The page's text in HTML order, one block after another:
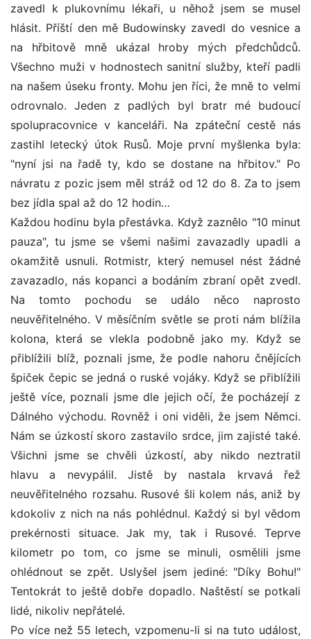
zavedl k plukovnímu lékaři, u něhož jsem se musel
hlásit. Příští den mě Budowinsky zavedl do vesnice a
na hřbitově mně ukázal hroby mých předchůdců.
Všechno muži v hodnostech sanitní služby, kteří padli
na našem úseku fronty. Mohu jen říci, že mně to velmi
odrovnalo. Jeden z padlých byl bratr mé budoucí
spolupracovnice v kanceláři. Na zpáteční cestě nás
zastihl letecký útok Rusů. Moje první myšlenka byla:
"nyní jsi na řadě ty, kdo se dostane na hřbitov." Po
návratu z pozic jsem měl stráž od 12 do 8. Za to jsem
bez jídla spal až do 12 hodin…
Každou hodinu byla přestávka. Když zaznělo "10 minut
pauza", tu jsme se všemi našimi zavazadly upadli a
okamžitě usnuli. Rotmistr, který nemusel nést žádné
zavazadlo, nás kopanci a bodáním zbraní opět zvedl.
Na tomto pochodu se událo něco naprosto
neuvěřitelného. V měsíčním světle se proti nám blížila
kolona, která se vlekla podobně jako my. Když se
přiblížili blíž, poznali jsme, že podle nahoru čnějících
špiček čepic se jedná o ruské vojáky. Když se přiblížili
ještě více, poznali jsme dle jejich očí, že pocházejí z
Dálného východu. Rovněž i oni viděli, že jsem Němci.
Nám se úzkostí skoro zastavilo srdce, jim zajisté také.
Všichni jsme se chvěli úzkostí, aby nikdo neztratil
hlavu a nevypálil. Jistě by nastala krvavá řež
neuvěřitelného rozsahu. Rusové šli kolem nás, aniž by
kdokoliv z nich na nás pohlédnul. Každý si byl vědom
prekérnosti situace. Jak my, tak i Rusové. Teprve
kilometr po tom, co jsme se minuli, osmělili jsme
ohlédnout se zpět. Uslyšel jsem jediné: "Díky Bohu!"
Tentokrát to ještě dobře dopadlo. Naštěstí se potkali
lidé, nikoliv nepřátelé.
Po více než 55 letech, vzpomenu-li si na tuto událost,